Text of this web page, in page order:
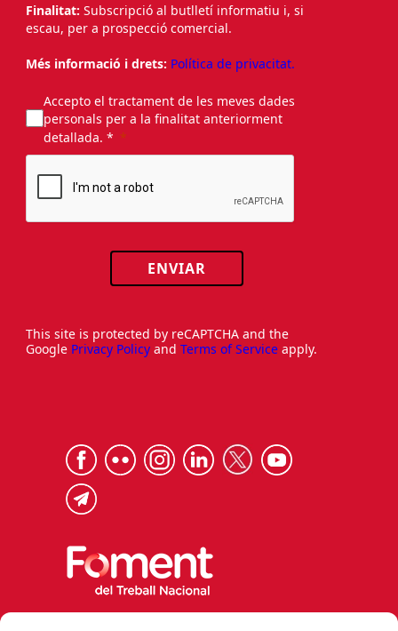
Finalitat: Subscripció al butlletí informatiu i, si
escau, per a prospecció comercial.
Més informació i drets: Política de privacitat.
Accepto el tractament de les meves dades
personals per a la finalitat anteriorment
detallada. *
ENVIAR
This site is protected by reCAPTCHA and the
Google Privacy Policy and Terms of Service apply.